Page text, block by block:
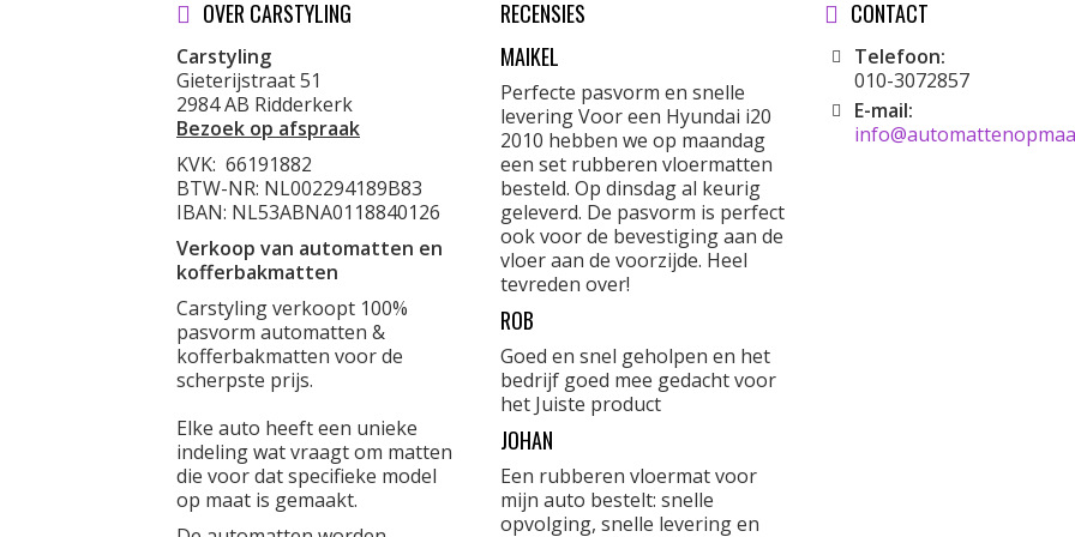
OVER CARSTYLING
Carstyling
Gieterijstraat 51
2984 AB Ridderkerk
Bezoek op afspraak
KVK: 66191882
BTW-NR: NL002294189B83
IBAN: NL53ABNA0118840126
Verkoop van automatten en
kofferbakmatten
Carstyling verkoopt 100%
pasvorm automatten &
kofferbakmatten voor de
scherpste prijs.
Elke auto heeft een unieke
indeling wat vraagt om matten
die voor dat specifieke model
op maat is gemaakt.
RECENSIES
MAIKEL
Perfecte pasvorm en snelle
levering Voor een Hyundai i20
2010 hebben we op maandag
een set rubberen vloermatten
besteld. Op dinsdag al keurig
geleverd. De pasvorm is perfect
ook voor de bevestiging aan de
vloer aan de voorzijde. Heel
tevreden over!
ROB
Goed en snel geholpen en het
bedrijf goed mee gedacht voor
het Juiste product
JOHAN
Een rubberen vloermat voor
mijn auto bestelt: snelle
opvolging, snelle levering en
CONTACT
Telefoon:
010-3072857
E-mail: